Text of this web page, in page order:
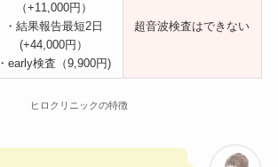
（+11,000円）
・結果報告最短2日
(+44,000円）
・early検査（9,900円)
超音波検査はできない
ヒロクリニックの特徴